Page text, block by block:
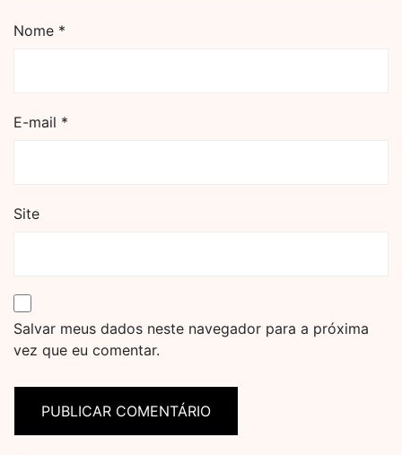
Nome *
E-mail *
Site
Salvar meus dados neste navegador para a próxima
vez que eu comentar.